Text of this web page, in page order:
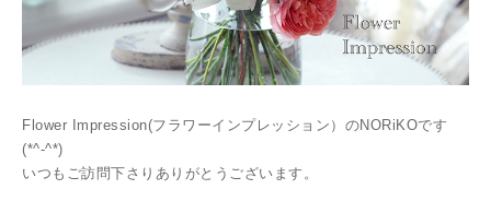
Flower Impression(フラワーインプレッション）のNORiKOです
(*^-^*)
いつもご訪問下さりありがとうございます。